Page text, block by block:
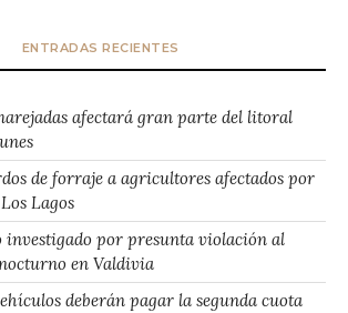
ENTRADAS RECIENTES
afectará gran parte del litoral
de forraje a agricultores afectados por
Lagos
investigado por presunta violación al
en Valdivia
deberán pagar la segunda cuota